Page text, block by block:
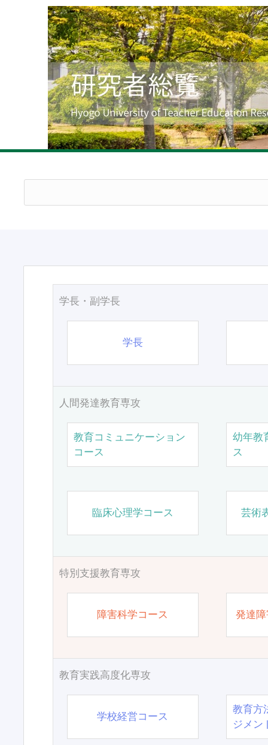
学長・副学長
学長
人間発達教育専攻
教育コミュニケーション
コース
幼年教
ス
臨床心理学コース 芸術
特別支援教育専攻
障害科学コース 発達
教育実践高度化専攻
学校経営コース
教育方
ジメン